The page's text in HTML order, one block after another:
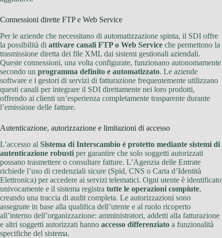
Connessioni dirette FTP e Web Service
Per le aziende che necessitano di automatizzazione spinta, il SDI offre
la possibilità di attivare canali FTP o Web Service che permettono la
trasmissione diretta dei file XML dai sistemi gestionali aziendali.
Queste connessioni, una volta configurate, funzionano autonomamente
secondo un programma definito e automatizzato. Le aziende
software e i gestori di servizi di fatturazione frequentemente utilizzano
questi canali per integrare il SDI direttamente nei loro prodotti,
offrendo ai clienti un’esperienza completamente trasparente durante
l’emissione delle fatture.
Autenticazione, autorizzazione e limitazioni di accesso
L’accesso al Sistema di Interscambio è protetto mediante sistemi di
autenticazione robusti per garantire che solo soggetti autorizzati
possano trasmettere o consultare fatture. L’Agenzia delle Entrate
richiede l’uso di credenziali sicure (Spid, CNS o Carta d’Identità
Elettronica) per accedere ai servizi telematici. Ogni utente è identificato
univocamente e il sistema registra tutte le operazioni compiute,
creando una traccia di audit completa. Le autorizzazioni sono
assegnate in base alla qualifica dell’utente e al ruolo ricoperto
all’interno dell’organizzazione: amministratori, addetti alla fatturazione
e altri soggetti autorizzati hanno accesso differenziato a funzionalità
specifiche del sistema.